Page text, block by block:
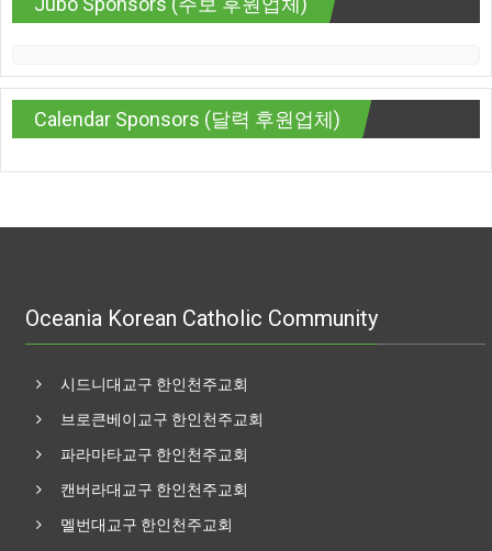
Calendar Sponsors (달력 후원업체)
Oceania Korean Catholic Community
시드니대교구 한인천주교회
브로큰베이교구 한인천주교회
파라마타교구 한인천주교회
캔버라대교구 한인천주교회
멜번대교구 한인천주교회